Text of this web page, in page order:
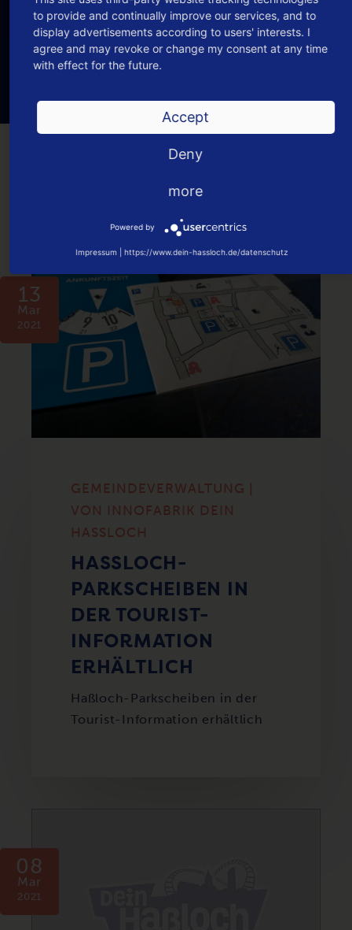
Kommentar schreiben zu können.
Du hast noch keinen Account bei Dein
Haßloch?
"GEMEINDEVERWALTUNG"
13
Mar
2021
GEMEINDEVERWALTUNG |
VON INNOFABRIK DEIN
HASSLOCH
HASSLOCH-P
ARKSCHEIBEN IN D
ER TOURIST-I
NFORMATION E
RHÄLTLICH
Haßloch-Parkscheiben in der
Tourist-Information erhältlich
08
Mar
2021
to provide and continually improve our services, and to
display advertisements according to users' interests. I
agree and may revoke or change my consent at any time
with effect for the future.
Accept
Deny
more
Powered by
Impressum https://www.dein-hassloch.de/datenschutz